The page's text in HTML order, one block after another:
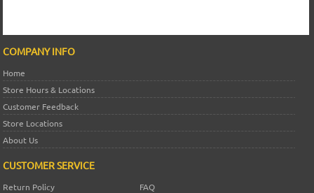
COMPANY INFO
Home
Store Hours & Locations
Customer Feedback
Store Locations
About Us
CUSTOMER SERVICE
Return Policy
FAQ